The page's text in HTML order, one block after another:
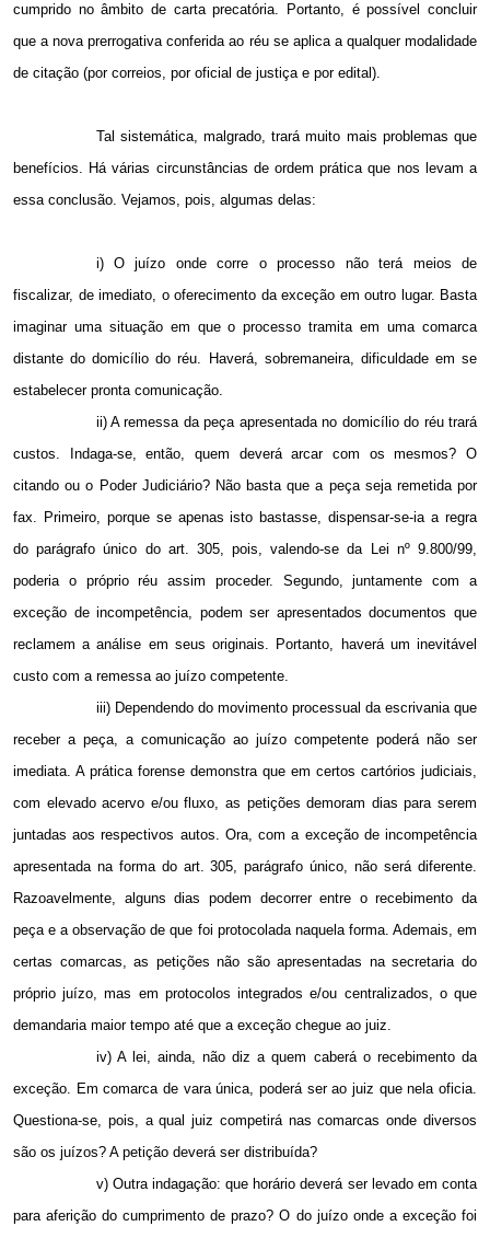
cumprido no âmbito de carta precatória. Portanto, é possível concluir
que a nova prerrogativa conferida ao réu se aplica a qualquer modalidade
de citação (por correios, por oficial de justiça e por edital).
Tal sistemática, malgrado, trará muito mais problemas que
benefícios. Há várias circunstâncias de ordem prática que nos levam a
essa conclusão. Vejamos, pois, algumas delas:
i) O juízo onde corre o processo não terá meios de
fiscalizar, de imediato, o oferecimento da exceção em outro lugar. Basta
imaginar uma situação em que o processo tramita em uma comarca
distante do domicílio do réu. Haverá, sobremaneira, dificuldade em se
estabelecer pronta comunicação.
ii) A remessa da peça apresentada no domicílio do réu trará
custos. Indaga-se, então, quem deverá arcar com os mesmos? O
citando ou o Poder Judiciário? Não basta que a peça seja remetida por
fax. Primeiro, porque se apenas isto bastasse, dispensar-se-ia a regra
do parágrafo único do art. 305, pois, valendo-se da Lei nº 9.800/99,
poderia o próprio réu assim proceder. Segundo, juntamente com a
exceção de incompetência, podem ser apresentados documentos que
reclamem a análise em seus originais. Portanto, haverá um inevitável
custo com a remessa ao juízo competente.
iii) Dependendo do movimento processual da escrivania que
receber a peça, a comunicação ao juízo competente poderá não ser
imediata. A prática forense demonstra que em certos cartórios judiciais,
com elevado acervo e/ou fluxo, as petições demoram dias para serem
juntadas aos respectivos autos. Ora, com a exceção de incompetência
apresentada na forma do art. 305, parágrafo único, não será diferente.
Razoavelmente, alguns dias podem decorrer entre o recebimento da
peça e a observação de que foi protocolada naquela forma. Ademais, em
certas comarcas, as petições não são apresentadas na secretaria do
próprio juízo, mas em protocolos integrados e/ou centralizados, o que
demandaria maior tempo até que a exceção chegue ao juiz.
iv) A lei, ainda, não diz a quem caberá o recebimento da
exceção. Em comarca de vara única, poderá ser ao juiz que nela oficia.
Questiona-se, pois, a qual juiz competirá nas comarcas onde diversos
são os juízos? A petição deverá ser distribuída?
v) Outra indagação: que horário deverá ser levado em conta
para aferição do cumprimento de prazo? O do juízo onde a exceção foi